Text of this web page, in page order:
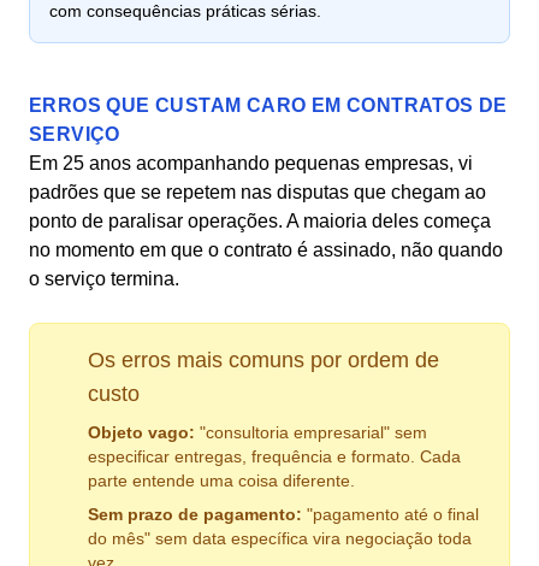
com consequências práticas sérias.
ERROS QUE CUSTAM CARO EM CONTRATOS DE
SERVIÇO
Em 25 anos acompanhando pequenas empresas, vi
padrões que se repetem nas disputas que chegam ao
ponto de paralisar operações. A maioria deles começa
no momento em que o contrato é assinado, não quando
o serviço termina.
Os erros mais comuns por ordem de
custo
Objeto vago: "consultoria empresarial" sem
especificar entregas, frequência e formato. Cada
parte entende uma coisa diferente.
Sem prazo de pagamento: "pagamento até o final
do mês" sem data específica vira negociação toda